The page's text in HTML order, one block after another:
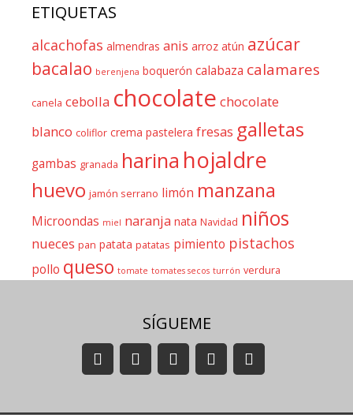
ETIQUETAS
alcachofas almendras anis arroz atún azúcar
bacalao berenjena boquerón calabaza calamares
canela cebolla chocolate chocolate
blanco coliflor crema pastelera fresas galletas
gambas granada harina hojaldre
huevo jamón serrano limón manzana
Microondas miel naranja nata Navidad niños
nueces pan patata patatas pimiento pistachos
pollo queso tomate tomates secos turrón verdura
SÍGUEME